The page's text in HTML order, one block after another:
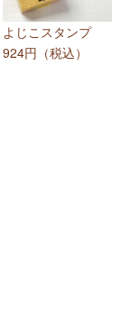
よじこスタンプ
924円（税込）